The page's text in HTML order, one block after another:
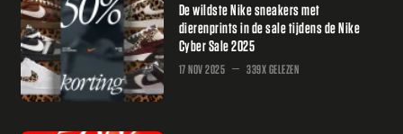
De wildste Nike sneakers met
dierenprints in de sale tijdens de Nike
Cyber Sale 2025
17 NOV 2025 339X GELEZEN